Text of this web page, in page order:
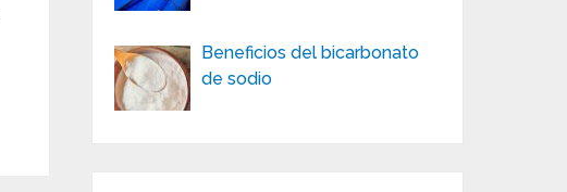
Beneficios del bicarbonato
de sodio